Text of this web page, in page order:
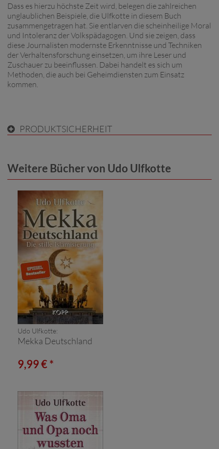
Dass es hierzu höchste Zeit wird, belegen die zahlreichen
unglaublichen Beispiele, die Ulfkotte in diesem Buch
zusammengetragen hat. Sie entlarven die scheinheilige Moral
und Intoleranz der Volkspädagogen. Und sie zeigen, dass
diese Journalisten modernste Erkenntnisse und Techniken
der Verhaltensforschung einsetzen, um ihre Leser und
Zuschauer zu beeinflussen. Dabei handelt es sich um
Methoden, die auch bei Geheimdiensten zum Einsatz
kommen.
PRODUKTSICHERHEIT
Weitere Bücher von Udo Ulfkotte
Udo Ulfkotte:
Mekka Deutschland
9,99 € *